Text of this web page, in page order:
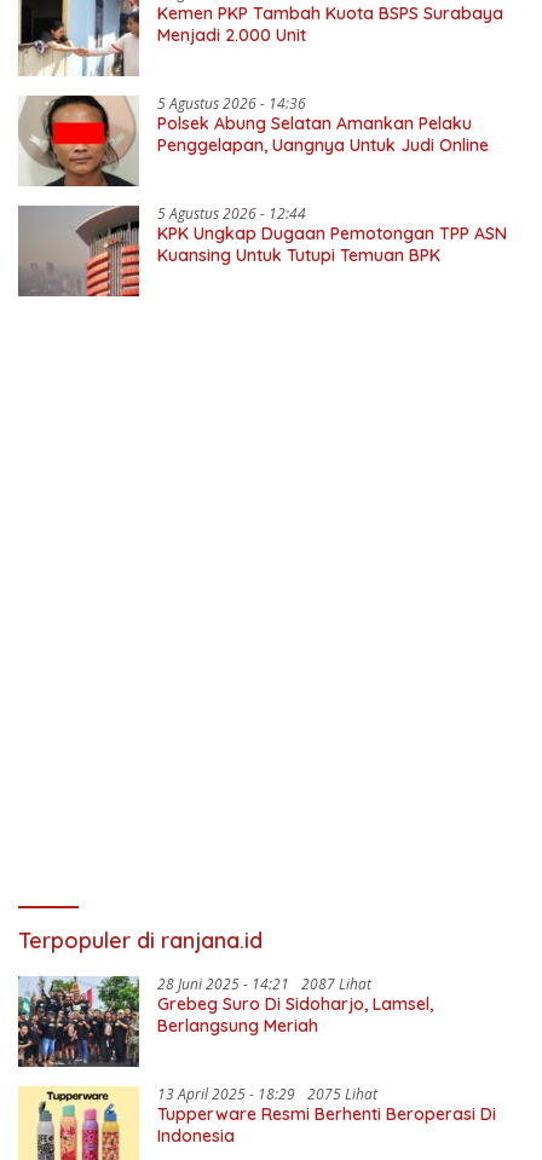
Kemen PKP Tambah Kuota BSPS Surabaya
Menjadi 2.000 Unit
5 Agustus 2026 - 14:36
Polsek Abung Selatan Amankan Pelaku
Penggelapan, Uangnya Untuk Judi Online
5 Agustus 2026 - 12:44
KPK Ungkap Dugaan Pemotongan TPP ASN
Kuansing Untuk Tutupi Temuan BPK
Terpopuler di ranjana.id
28 Juni 2025 - 14:21 2087 Lihat
Grebeg Suro Di Sidoharjo, Lamsel,
Berlangsung Meriah
13 April 2025 - 18:29 2075 Lihat
Tupperware Resmi Berhenti Beroperasi Di
Indonesia